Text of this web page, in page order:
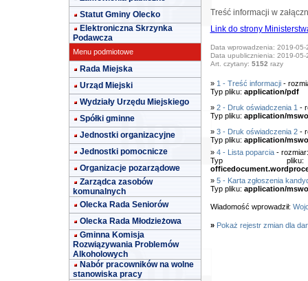
Statut Gminy Olecko
Elektroniczna Skrzynka
Podawcza
Menu podmiotowe
Rada Miejska
Urząd Miejski
Wydziały Urzędu Miejskiego
Spółki gminne
Jednostki organizacyjne
Jednostki pomocnicze
Organizacje pozarządowe
Zarządca zasobów
komunalnych
Olecka Rada Seniorów
Olecka Rada Młodzieżowa
Gminna Komisja
Rozwiązywania Problemów
Alkoholowych
Nabór pracowników na wolne
stanowiska pracy
Treść informacji w
Link do strony
Data wprowadzenia: 2019-05-
Data upublicznienia: 2019-05-
Art. czytany: 5152 razy
» 1 - Treść informacji-
Typ pliku: application/pdf
» 2 - Druk oświadczenia 1 -
Typ pliku: application/
» 3 - Druk oświadczenia 2-
Typ pliku: application/
» 4 - Lista poparcia-
Typ
» 5 - Karta zgłoszenia
Typ pliku: application/
Wiadomość wprowadził:
» Pokaż rejestr zmian dla